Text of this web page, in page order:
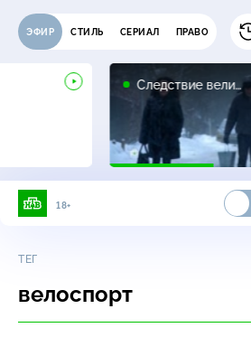
ЭФИР СТИЛЬ СЕРИАЛ ПРАВО
Следствие вели…
18+
ТЕГ
велоспорт